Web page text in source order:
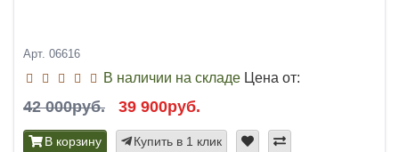
Арт. 06616
В наличии на складе Цена от:
42 000руб. 39 900руб.
В корзину Купить в 1 клик